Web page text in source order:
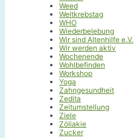
Weed
Weltkrebstag
WHO
Wiederbelebung
Wir sind Altenhilfe e.V.
Wir werden aktiv
Wochenende
Wohlbefinden
Workshop
Yoga
Zahngesundheit
Zedita
Zeitumstellung
Ziele
Zöliakie
Zucker